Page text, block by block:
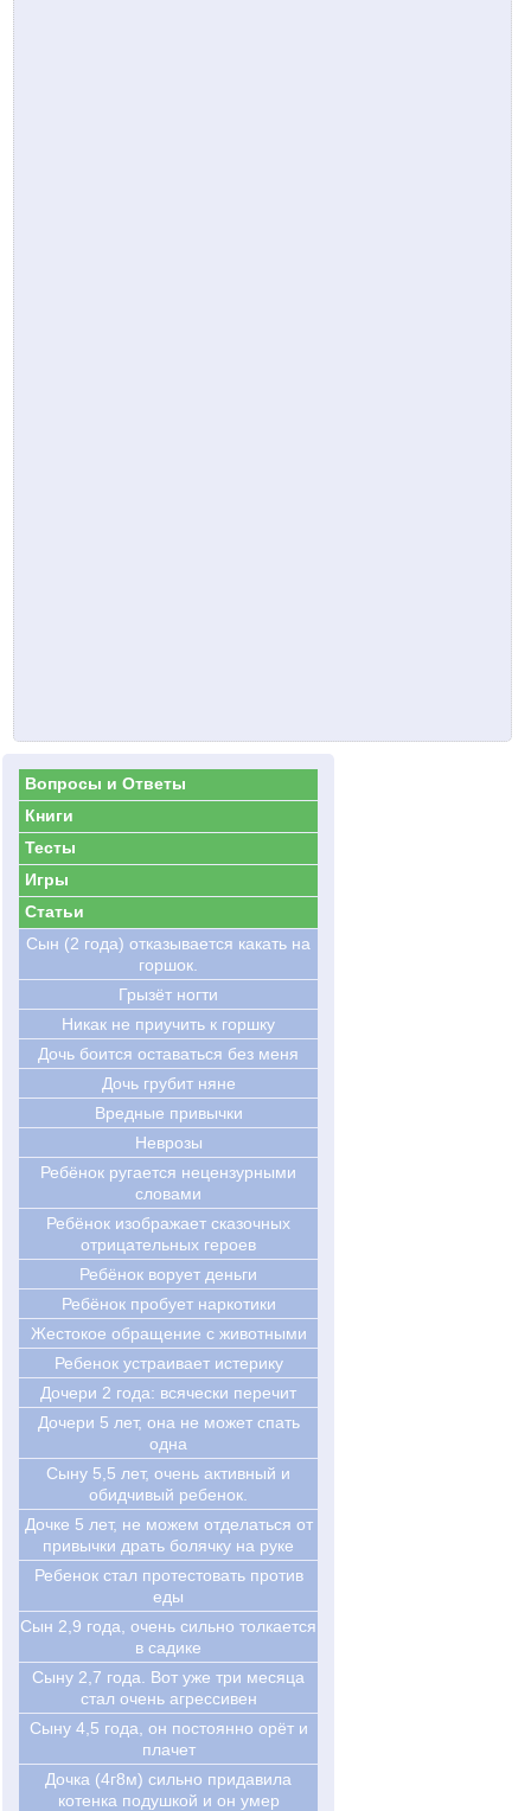
Вопросы и Ответы
Книги
Тесты
Игры
Статьи
Сын (2 года) отказывается какать на
горшок.
Грызёт ногти
Никак не приучить к горшку
Дочь боится оставаться без меня
Дочь грубит няне
Вредные привычки
Неврозы
Ребёнок ругается нецензурными
словами
Ребёнок изображает сказочных
отрицательных героев
Ребёнок ворует деньги
Ребёнок пробует наркотики
Жестокое обращение с животными
Ребенок устраивает истерику
Дочери 2 года: всячески перечит
Дочери 5 лет, она не может спать
одна
Сыну 5,5 лет, очень активный и
обидчивый ребенок.
Дочке 5 лет, не можем отделаться от
привычки драть болячку на руке
Ребенок стал протестовать против
еды
Cын 2,9 года, очень сильно толкается
в садике
Cыну 2,7 года. Вот уже три месяца
стал очень агрессивен
Cыну 4,5 года, он постоянно орёт и
плачет
Дочка (4г8м) сильно придавила
котенка подушкой и он умер